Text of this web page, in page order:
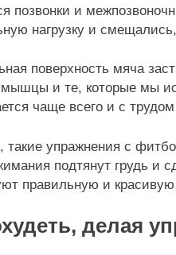
позвонки и
нагрузку и
поверхность мяча
и те, которые мы
чаще всего и с
такие упражнения с
подтянут грудь и
правильную и
делая